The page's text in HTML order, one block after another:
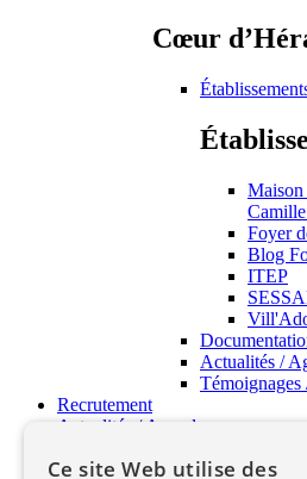
Cœur
Maison
Foyer
Blog
ITEP
Actualités /
Témoignages
Recrutement
Actualités / Agenda
Ce site Web utilise des